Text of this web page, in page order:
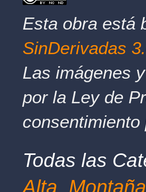
Esta obra está
SinDerivadas
Las imágenes
por la Ley de
Todas las
Alta Montaña